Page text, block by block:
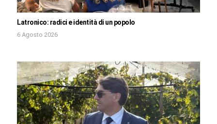
Latronico: radici e identità di un popolo
6 Agosto 2026